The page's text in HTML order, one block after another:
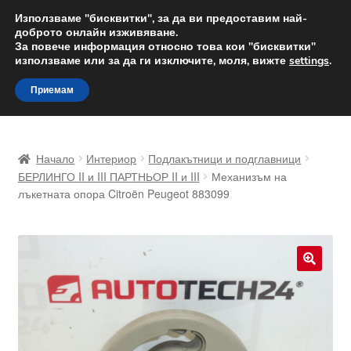
ДОСТАВКА от 12 лв.
Доставка по целия свят
Skip
to
navigation
Skip
to
content
Доставка по целия свят
Количка
Начало Интериор
Подлакътници и подглавници
БЕРЛИНГО II и III ПАРТНЬОР II и III
Механизъм на
лъкетната опора Citroën Peugeot 883099
Използваме "бисквитки", за да ви предоставим най-
доброто онлайн изживяване.
За повече информация относно това кои "бисквитки"
използваме или за да ги изключите, моля, вижте settings.
Приемам